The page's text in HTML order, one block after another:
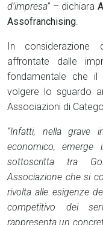
d’impresa” – dichiara
Assofranchising.
In considerazione
affrontate dalle
fondamentale che
volgere lo sguardo
Associazioni di
“Infatti, nella grave
economico, emerge
sottoscritta tra
Associazione che si
rivolta alle esigenze
competitivo dei
rappresenta un